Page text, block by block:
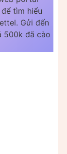
tìm hiểu
Gửi đến
500k đã cào